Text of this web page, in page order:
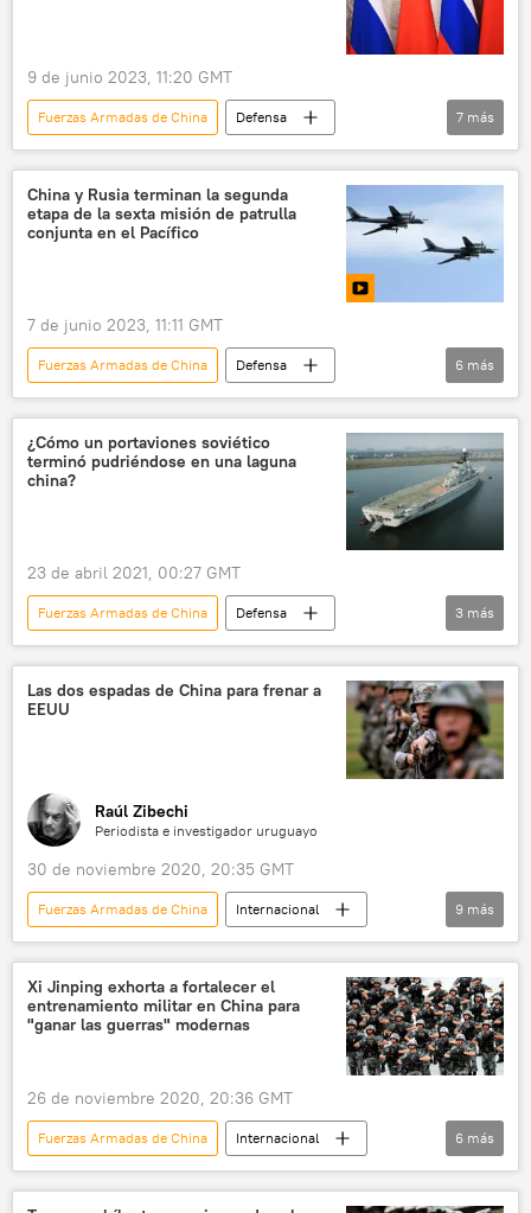
9 de junio 2023, 11:20 GMT
Fuerzas Armadas de China
Defensa
seguridad
Valeri Guerásimov
China
Organización de Cooperación de Shanghái (OCS)
Rusia
🛡️ Fuerzas Armadas
7 más
China y Rusia terminan la segunda
etapa de la sexta misión de patrulla
conjunta en el Pacífico
7 de junio 2023, 11:11 GMT
Fuerzas Armadas de China
Defensa
seguridad
China
Rusia
🛡️ Fuerzas Armadas
patrulla 🌏 Asia
6 más
¿Cómo un portaviones soviético
terminó pudriéndose en una laguna
china?
23 de abril 2021, 00:27 GMT
Fuerzas Armadas de China
Defensa
Armada de Rusia
portaviones
🎖️ Especiales militares
3 más
Las dos espadas de China para frenar a
EEUU
Raúl Zibechi
Periodista e investigador uruguayo
30 de noviembre 2020, 20:35 GMT
Fuerzas Armadas de China
Internacional
✒️ Firmas
💬 Opinión y Análisis
China
Fuerzas Armadas de EEUU
EEUU
🌏 Asia
integración
9 más
Xi Jinping exhorta a fortalecer el
entrenamiento militar en China para
"ganar las guerras" modernas
26 de noviembre 2020, 20:36 GMT
Fuerzas Armadas de China
Internacional
Defensa
China
entrenamiento
🌏 Asia noticias
6 más